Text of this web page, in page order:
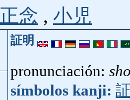
正念 , 小児
証明
pronunciación:
símbolos kanji: